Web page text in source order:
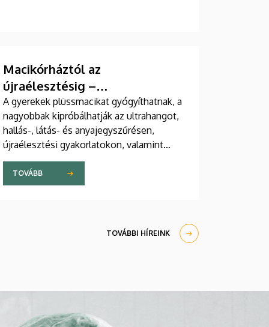
Macikórháztól az
újraélesztésig –
egészségprogramok a
Campuson
A gyerekek plüssmacikat gyógyíthatnak, a
nagyobbak kipróbálhatják az ultrahangot,
hallás-, látás- és anyajegyszűrésen,
újraélesztési gyakorlatokon, valamint
zeneterápiás és a mentális egészséget
támogató prevenciós foglalkozásokon is
részt vehetnek a július 22-én kezdődő
Általános Orvostudományi Kar sokszínű
Terápiás Központban.
TOVÁBB
TOVÁBBI HÍREINK